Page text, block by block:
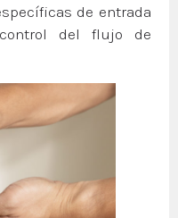
de entrada
del flujo de